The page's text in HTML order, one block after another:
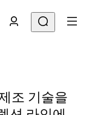
조 기술을